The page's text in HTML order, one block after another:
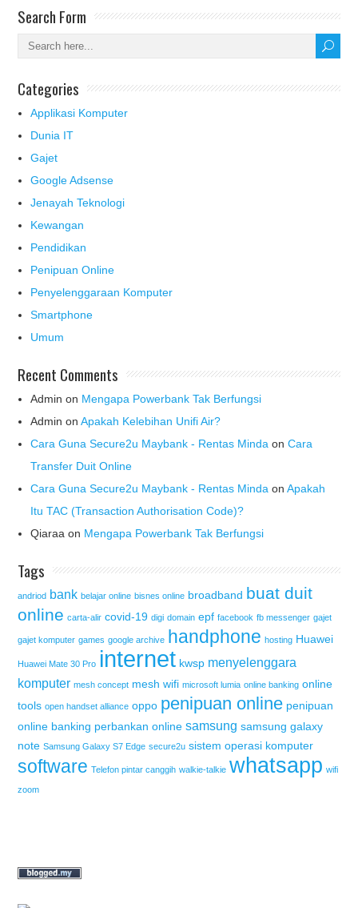
Search Form
Categories
Applikasi Komputer
Dunia IT
Gajet
Google Adsense
Jenayah Teknologi
Kewangan
Pendidikan
Penipuan Online
Penyelenggaraan Komputer
Smartphone
Umum
Recent Comments
Admin on Mengapa Powerbank Tak Berfungsi
Admin onApakah Kelebihan Unifi Air?
Cara Guna Secure2u Maybank - Rentas Minda onCara
Transfer Duit Online
Cara Guna Secure2u Maybank - Rentas Minda onApakah
Itu TAC (Transaction Authorisation Code)?
Qiaraa on Mengapa Powerbank Tak Berfungsi
Tags
andriod bank belajar online bisnes online broadband buat duit
online carta-alir covid-19 digi domain epf facebook fb messenger gajet
gajet komputer games google archive handphone hosting Huawei
Huawei Mate 30 Pro internet kwsp menyelenggara
komputer mesh concept mesh wifi microsoft lumia online banking online
tools open handset alliance oppo penipuan online penipuan
online banking perbankan online samsung samsung galaxy
note Samsung Galaxy S7 Edge secure2u sistem operasi komputer
software Telefon pintar canggih walkie-talkie whatsapp wifi
zoom